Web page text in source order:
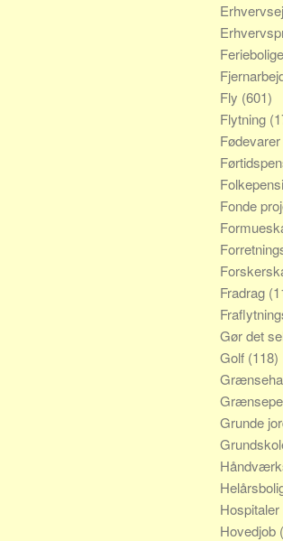
Fly (601)
Flytning
Fødevarer
Fonde
Fradrag
Gør det
Golf (118)
Grunde
Hospitaler
Hovedjob